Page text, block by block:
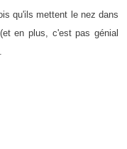
qu'ils mettent le nez dans
en plus, c'est pas génial